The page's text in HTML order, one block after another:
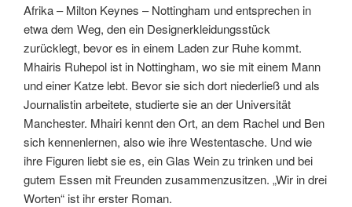
Afrika – Milton Keynes – Nottingham und entsprechen in
etwa dem Weg, den ein Designerkleidungsstück
zurücklegt, bevor es in einem Laden zur Ruhe kommt.
Mhairis Ruhepol ist in Nottingham, wo sie mit einem Mann
und einer Katze lebt. Bevor sie sich dort niederließ und als
Journalistin arbeitete, studierte sie an der Universität
Manchester. Mhairi kennt den Ort, an dem Rachel und Ben
sich kennenlernen, also wie ihre Westentasche. Und wie
ihre Figuren liebt sie es, ein Glas Wein zu trinken und bei
gutem Essen mit Freunden zusammenzusitzen. „Wir in drei
Worten“ ist ihr erster Roman.